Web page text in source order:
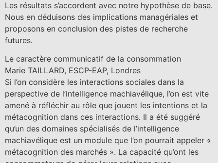
Les résultats s’accordent avec notre hypothèse de base.
Nous en déduisons des implications managériales et
proposons en conclusion des pistes de recherche
futures.
Le caractère communicatif de la consommation
Marie TAILLARD, ESCP-EAP, Londres
Si l’on considère les interactions sociales dans la
perspective de l’intelligence machiavélique, l’on est vite
amené à réfléchir au rôle que jouent les intentions et la
métacognition dans ces interactions. Il a été suggéré
qu’un des domaines spécialisés de l’intelligence
machiavélique est un module que l’on pourrait appeler «
métacognition des marchés ». La capacité qu’ont les